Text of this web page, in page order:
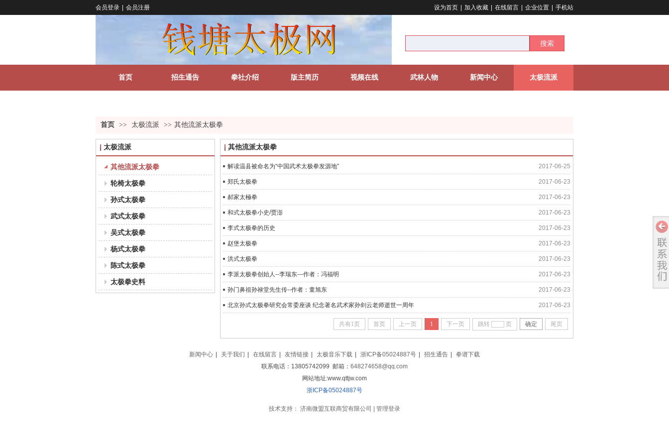
搜索
会员登录 会员注册 设为首页 加入收藏 在线留言 企业位置 手机站
首页 招生通告 拳社介绍 版主简历 视频在线 武林人物 新闻中心 太极流派
首页 >> 太极流派 >> 其他流派太极拳
太极流派
其他流派太极拳
轮椅太极拳
孙式太极拳
武式太极拳
吴式太极拳
杨式太极拳
陈式太极拳
太极拳史料
其他流派太极拳
解读温县被命名为“中国武术太极拳发源地” 2017-06-25
郑氏太极拳 2017-06-23
郝家太極拳 2017-06-23
和式太极拳小史/贾澎 2017-06-23
李式太极拳的历史 2017-06-23
赵堡太极拳 2017-06-23
洪式太极拳 2017-06-23
李派太极拳创始人--李瑞东---作者：冯福明 2017-06-23
孙门鼻祖孙禄堂先生传--作者：童旭东 2017-06-23
北京孙式太极拳研究会常委座谈 纪念著名武术家孙剑云老师逝世一周年 2017-06-23
共有1页 首页 上一页 1 下一页 跳转 页 确定 尾页
新闻中心 关于我们 在线留言 友情链接 太极音乐下载 浙ICP备05024887号 招生通告
拳谱下载
联系电话：13805742099 邮箱： 648274658@qq.com
网站地址:www.qttjw.com
浙ICP备05024887号
技术支持： 济南微盟互联商贸有限公司 管理登录